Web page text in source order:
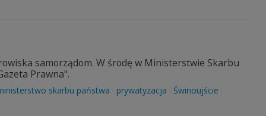
samorządom. W środę w Ministerstwie Skarbu
Prawna".
skarbu państwa prywatyzacja Świnoujście